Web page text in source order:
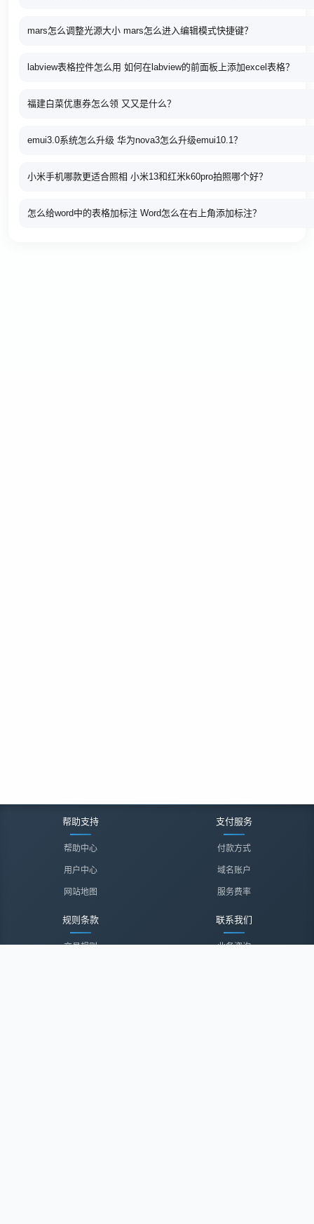
mars怎么调整光源大小 mars怎么进入编辑模式快捷键？
labview表格控件怎么用 如何在labview的前面板上添加excel表格？
福建白菜优惠券怎么领 又又是什么？
emui3.0系统怎么升级 华为nova3怎么升级emui10.1？
小米手机哪款更适合照相 小米13和红米k60pro拍照哪个好？
怎么给word中的表格加标注 Word怎么在右上角添加标注？
帮助支持
帮助中心
用户中心
网站地图
支付服务
付款方式
域名账户
服务费率
规则条款
交易规则
联系我们
业务咨询